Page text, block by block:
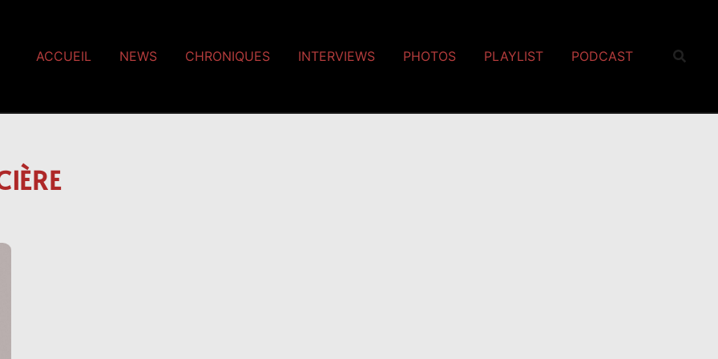
ACCUEIL NEWS CHRONIQUES INTERVIEWS PHOTOS PLAYLIST PODCAST